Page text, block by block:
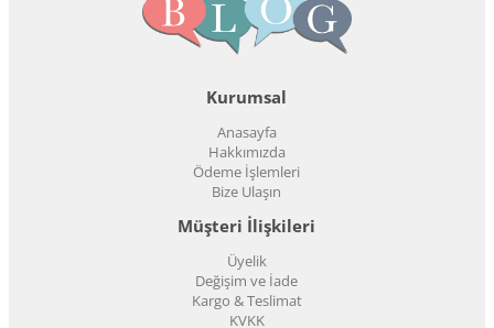
Kurumsal
Anasayfa
Hakkımızda
Ödeme İşlemleri
Bize Ulaşın
Müşteri İlişkileri
Üyelik
Değişim ve İade
Kargo & Teslimat
KVKK